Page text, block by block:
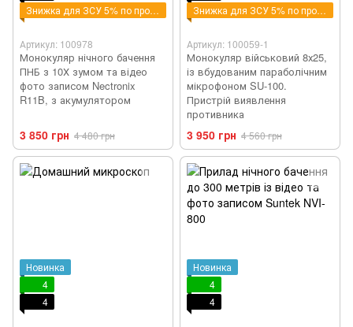
Знижка для ЗСУ 5% по промокоду - ZSU
Артикул: 100978
Монокуляр нічного бачення
ПНБ з 10Х зумом та відео
фото записом Nectronix
R11B, з акумулятором
3 850 грн 4 480 грн
Знижка для ЗСУ 5% по промокоду - ZSU
Артикул: 100059-1
Монокуляр військовий 8х25,
із вбудованим параболічним
мікрофоном SU-100.
Пристрій виявлення
противника
3 950 грн 4 560 грн
Новинка
4
4
Новинка
4
4